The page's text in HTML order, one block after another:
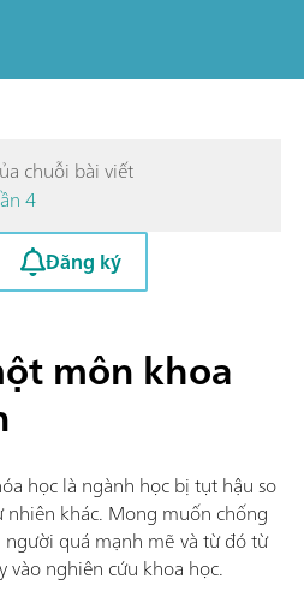
chuỗi bài viết
4
Đăng ký
môn khoa
học là ngành học bị tụt hậu so
khác. Mong muốn chống
quá mạnh mẽ và từ đó từ
vào nghiên cứu khoa học.